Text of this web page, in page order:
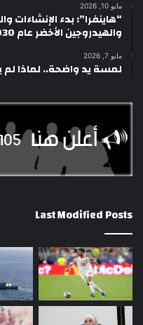
مايو 10, 2026
“هاينفرا”: بدء الإنشاءات
والهيدروجين الأخضر عام 2030
مايو 7, 2026
لمسة يد واضحة.. لماذا
Last Modified Posts